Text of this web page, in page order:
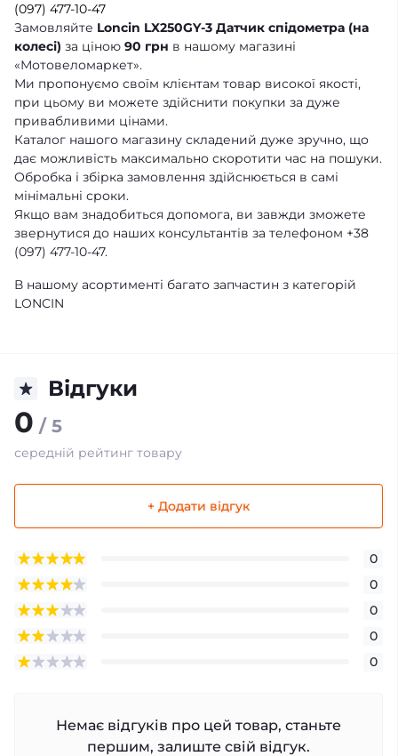
(097) 477-10-47
Замовляйте Loncin LX250GY-3 Датчик спідометра (на
колесі) за ціною 90 грн в нашому магазині
«Мотовеломаркет».
Ми пропонуємо своїм клієнтам товар високої якості,
при цьому ви можете здійснити покупки за дуже
привабливими цінами.
Каталог нашого магазину складений дуже зручно, що
дає можливість максимально скоротити час на пошуки.
Обробка і збірка замовлення здійснюється в самі
мінімальні сроки.
Якщо вам знадобиться допомога, ви завжди зможете
звернутися до наших консультантів за телефоном +38
(097) 477-10-47.
В нашому асортименті багато запчастин з категорій
LONCIN
Відгуки
0 / 5
середній рейтинг товару
+ Додати відгук
0
0
0
0
0
Немає відгуків про цей товар, станьте
першим, залиште свій відгук.